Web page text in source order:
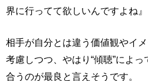
界に行ってて欲しいんですよね
相手が自分とは違う価値観やイ
考慮しつつ、やはり“傾聴”によ
合うのが最良と言えそうです。